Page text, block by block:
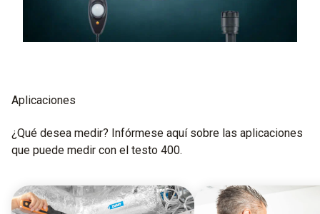
Aplicaciones
¿Qué desea medir? Infórmese aquí sobre las aplicaciones
que puede medir con el testo 400.